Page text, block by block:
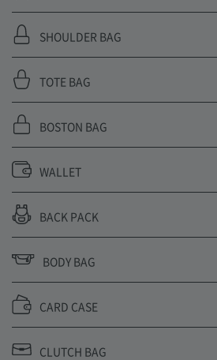
SHOULDER BAG
TOTE BAG
BOSTON BAG
WALLET
BACK PACK
BODY BAG
CARD CASE
CLUTCH BAG